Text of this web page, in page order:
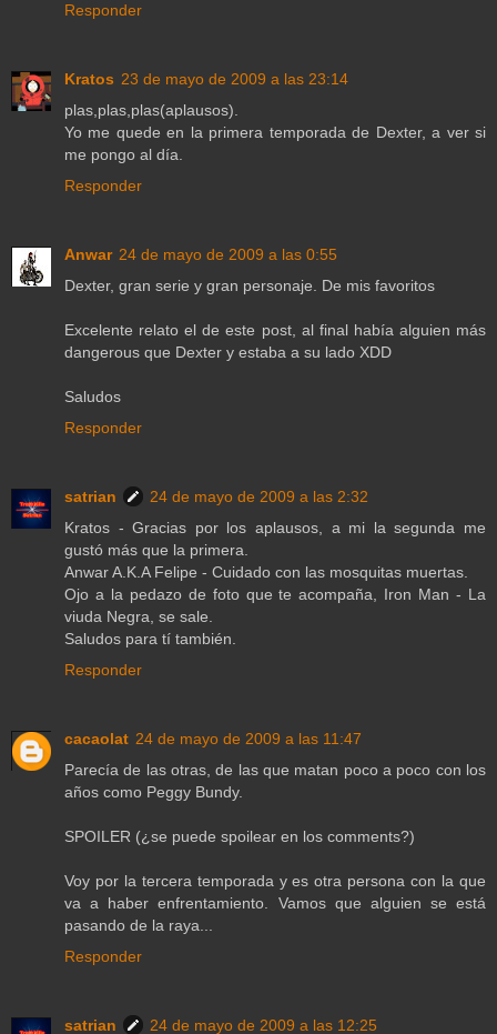
Responder
Kratos 23 de mayo de 2009 a las 23:14
plas,plas,plas(aplausos).
Yo me quede en la primera temporada de Dexter, a ver si
me pongo al día.
Responder
Anwar 24 de mayo de 2009 a las 0:55
Dexter, gran serie y gran personaje. De mis favoritos
Excelente relato el de este post, al final había alguien más
dangerous que Dexter y estaba a su lado XDD
Saludos
Responder
satrian
24 de mayo de 2009 a las 2:32
Kratos - Gracias por los aplausos, a mi la segunda me
gustó más que la primera.
Anwar A.K.A Felipe - Cuidado con las mosquitas muertas.
Ojo a la pedazo de foto que te acompaña, Iron Man - La
viuda Negra, se sale.
Saludos para tí también.
Responder
cacaolat 24 de mayo de 2009 a las 11:47
Parecía de las otras, de las que matan poco a poco con los
años como Peggy Bundy.
SPOILER (¿se puede spoilear en los comments?)
Voy por la tercera temporada y es otra persona con la que
va a haber enfrentamiento. Vamos que alguien se está
pasando de la raya...
Responder
satrian 24 de mayo de 2009 a las 12:25